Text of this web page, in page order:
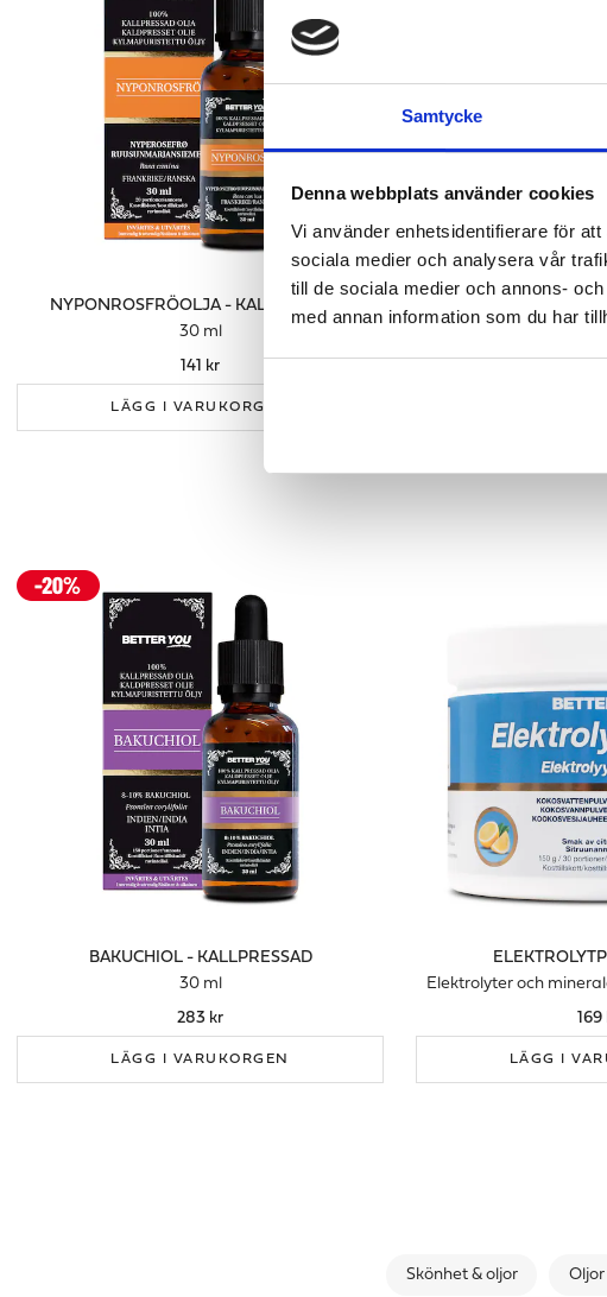
Samtycke
Denna webbplats använder cookies
Vi använder enhetsidentifierare för
sociala medier och analysera vår
till de sociala medier och annons-
med annan information som du har
NYPONROSFRÖOLJA - KALLPRESSAD
30 ml
141 kr
LÄGG I VARUKORGEN
MANDELOLJA -
BAKUCHIOL - KALLPRESSAD
30 ml
283 kr
LÄGG I VARUKORGEN
Elektrolyter och
169
LÄGG I
Skönhet & oljor Oljor